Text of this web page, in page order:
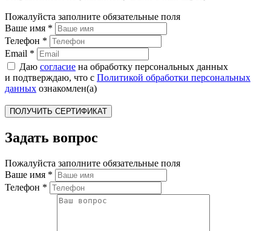
Пожалуйста заполните обязательные поля
Ваше имя *
Телефон *
Email *
Даю согласие на обработку персональных данных
и подтверждаю, что с Политикой обработки персональных
данных ознакомлен(а)
Задать вопрос
Пожалуйста заполните обязательные поля
Ваше имя *
Телефон *